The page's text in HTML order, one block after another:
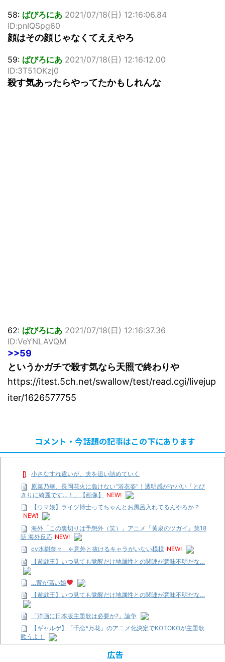
58: ばびろにあ 2021/07/18(日) 12:16:06.84
ID:pnIQSpg60
顔はその顔じゃなくてええやろ
59: ばびろにあ 2021/07/18(日) 12:16:12.00
ID:3T51OKzj0
殺す気あったらやってたかもしれんな
62: ばびろにあ 2021/07/18(日) 12:16:37.36
ID:VeYNLAVQM
>>59
というかガチで殺す気なら天照で終わりや
https://itest.5ch.net/swallow/test/read.cgi/livejup
iter/1626577755
コメント・今話題の記事はこの下にあります
小さなすれ違いが、夫を追い詰めていく
原菜乃華、長岡花火に負けない“浴衣姿”！透明感がヤバい「とび
きりに綺麗です…！」【画像】
NEW!
【ウマ娘】ライツ博士ってちゃんとお風呂入れてるんやろか？
NEW!
海外「この裏切りは予想外（笑）」アニメ『黄泉のツガイ』第18
話 海外反応 NEW!
cv水樹奈々 ←意外と抜けるキャラがいない模様 NEW!
【遊戯王】いつ見ても覚醒だけ地属性との関連が意味不明だな…
…背が高い娘
【遊戯王】いつ見ても覚醒だけ地属性との関連が意味不明だな…
「洋画に日本版主題歌は必要か?」論争
【ギャルゲ】「千恋*万花」のアニメ化決定でKOTOKOが主題歌
歌うよ！
広告